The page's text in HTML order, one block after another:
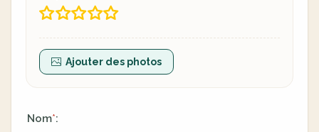
Ajouter des photos
Nom*: